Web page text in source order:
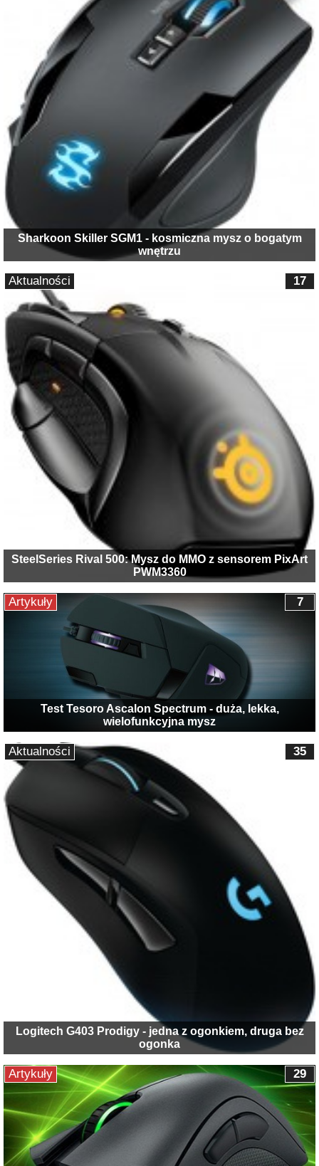
Sharkoon Skiller SGM1 - kosmiczna mysz o bogatym
wnętrzu
SteelSeries Rival 500: Mysz do MMO z sensorem PixArt
PWM3360
17
Aktualności
Test Tesoro Ascalon Spectrum - duża, lekka,
wielofunkcyjna mysz
7
Artykuły
Logitech G403 Prodigy - jedna z ogonkiem, druga bez
ogonka
35
Aktualności
29
Artykuły